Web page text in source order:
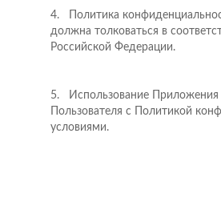
4. Политика
должна толковаться в
Российской Федерации.
5. Использование Приложения
Пользователя с Политикой
условиями.